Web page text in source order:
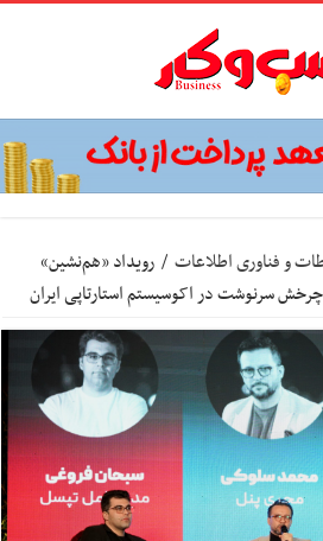
و فناوری اطلاعات / رویداد «هم‌نشین»
چرخش سرنوشت در اکوسیستم استارتاپی ایران